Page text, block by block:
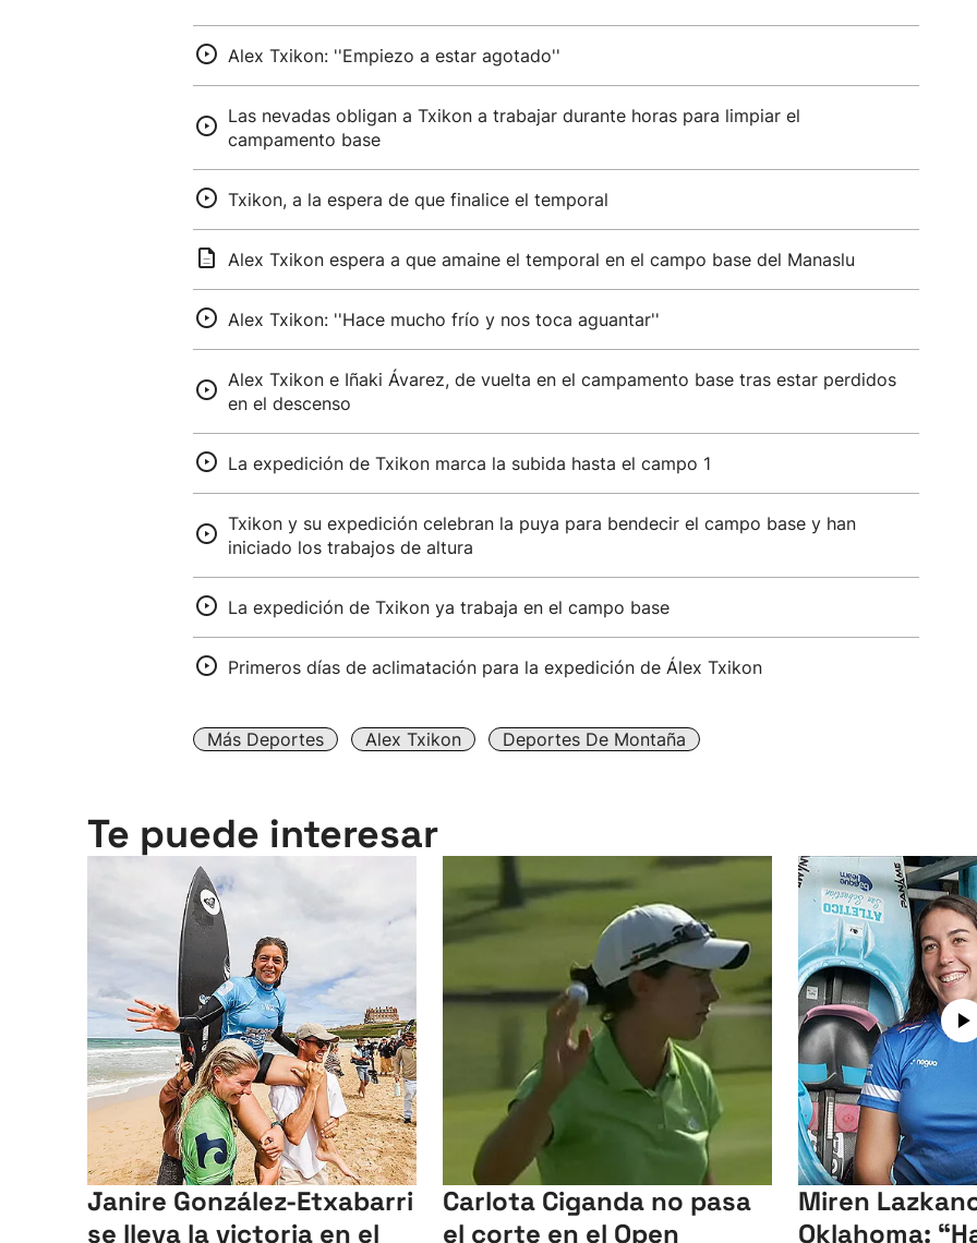
Alex Txikon: ''Empiezo a estar agotado''
Las nevadas obligan a Txikon a trabajar durante horas para limpiar el
campamento base
Txikon, a la espera de que finalice el temporal
Alex Txikon espera a que amaine el temporal en el campo base del Manaslu
Alex Txikon: ''Hace mucho frío y nos toca aguantar''
Alex Txikon e Iñaki Ávarez, de vuelta en el campamento base tras estar perdidos
en el descenso
La expedición de Txikon marca la subida hasta el campo 1
Txikon y su expedición celebran la puya para bendecir el campo base y han
iniciado los trabajos de altura
La expedición de Txikon ya trabaja en el campo base
Primeros días de aclimatación para la expedición de Álex Txikon
Más Deportes Alex Txikon Deportes De Montaña
Te puede interesar
Janire González-Etxabarri
se lleva la victoria en el
Carlota Ciganda no pasa
el corte en el Open
Miren
Oklahoma: